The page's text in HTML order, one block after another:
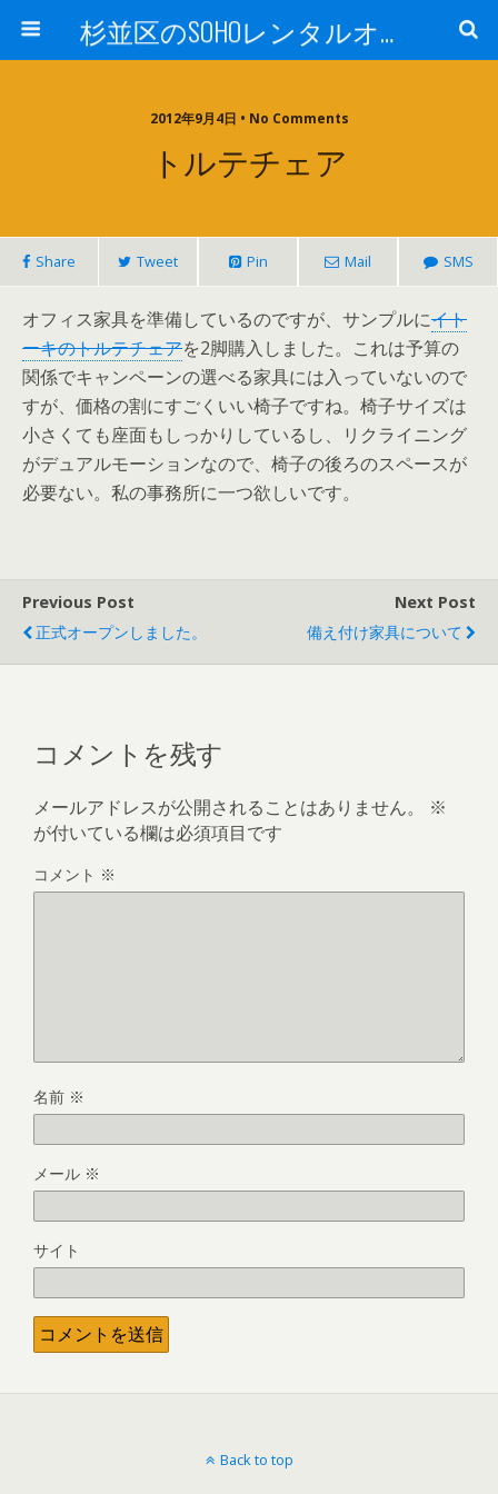
杉並区のSOHOレンタルオフィスTrees西荻
2012年9月4日 • No Comments
トルテチェア
Share Tweet Pin Mail SMS
オフィス家具を準備しているのですが、サンプルにイト
ーキのトルテチェアを2脚購入しました。これは予算の
関係でキャンペーンの選べる家具には入っていないので
すが、価格の割にすごくいい椅子ですね。椅子サイズは
小さくても座面もしっかりしているし、リクライニング
がデュアルモーションなので、椅子の後ろのスペースが
必要ない。私の事務所に一つ欲しいです。
Previous Post
正式オープンしました。
Next Post
備え付け家具について
コメントを残す
メールアドレスが公開されることはありません。
※
が付いている欄は必須項目です
コメント ※
名前 ※
メール ※
サイト
Back to top